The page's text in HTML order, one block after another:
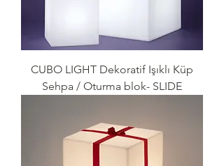
CUBO LIGHT Dekoratif Işıklı Küp
Sehpa / Oturma blok- SLIDE